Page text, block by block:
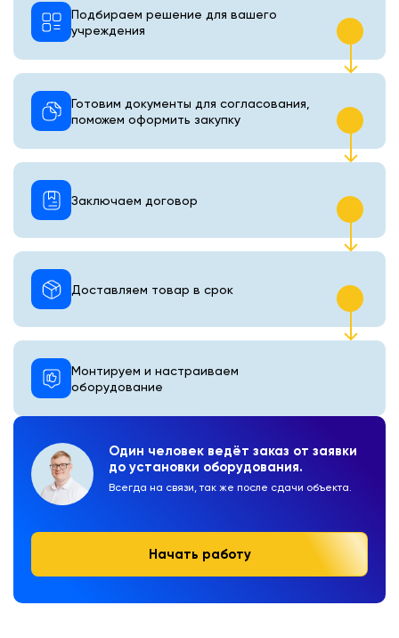
Один человек ведёт заказ от заявки
до установки оборудования.
Всегда на связи, так же после сдачи объекта.
Начать работу
Подбираем решение для вашего
учреждения
Готовим документы для согласования,
поможем оформить закупку
Монтируем и настраиваем
оборудование
Доставляем товар в срок
Заключаем договор